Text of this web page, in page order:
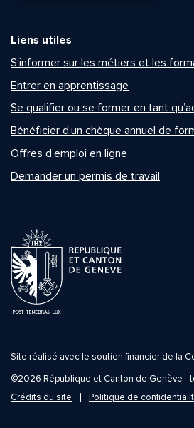
Liens utiles
S’informer sur les métiers et les
Entrer en apprentissage
Se qualifier ou se former en tant
Bénéficier d’un chèque annuel de
Offres d’emploi en ligne
Demander un permis de travail
Site réalisé avec le soutien financier de la
©2026 République et Canton de Genève -
Crédits du site
Politique de